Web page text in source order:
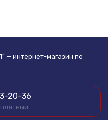
— интернет-магазин по
20-36